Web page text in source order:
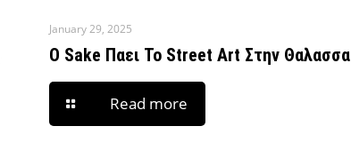
January 29, 2025
O Sake Παει Το Street Art Στην Θαλασσα
Read more